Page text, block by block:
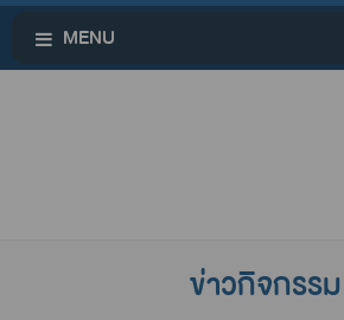
MENU
ข่าวกิจกรรม